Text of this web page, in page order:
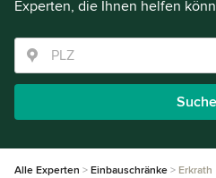
Experten, die Ihnen helfen
Alle Experten Einbauschränke Erkrath